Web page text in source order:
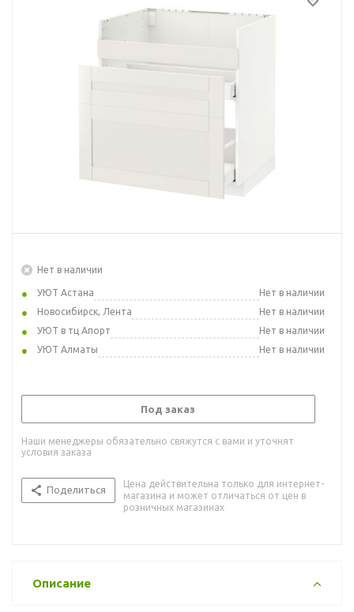
Нет в наличии
УЮТ Астана
Нет в наличии
Новосибирск, Лента
Нет в наличии
УЮТ в тц Апорт
Нет в наличии
УЮТ Алматы
Нет в наличии
Под заказ
Наши менеджеры обязательно свяжутся с вами и уточнят
условия заказа
Поделиться
Цена действительна только для интернет-
магазина и может отличаться от цен в
розничных магазинах
Описание